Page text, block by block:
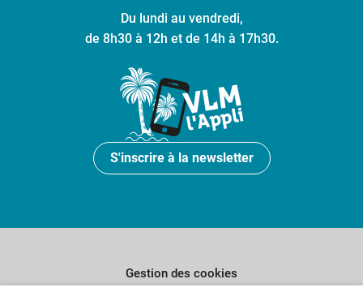
Du lundi au vendredi,
de 8h30 à 12h et de 14h à 17h30.
S'inscrire à la newsletter
Gestion des cookies